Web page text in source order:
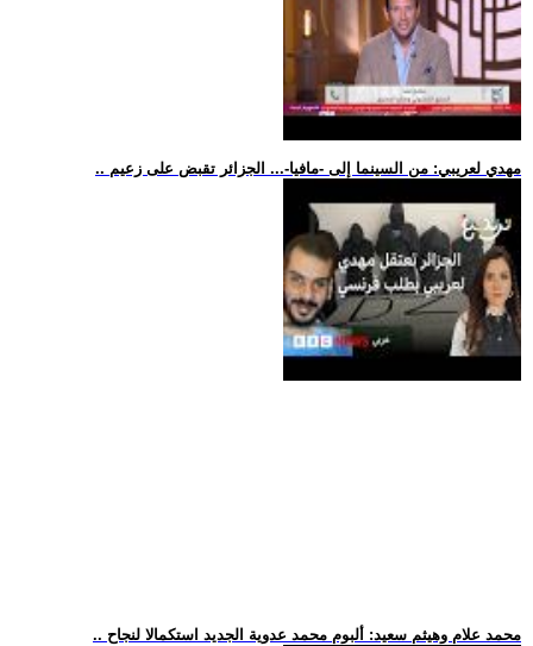
.. مهدي لعريبي: من السينما إلى -مافيا-... الجزائر تقبض على زعيم
.. محمد علام وهيثم سعيد: ألبوم محمد عدوية الجديد استكمالا لنجاح